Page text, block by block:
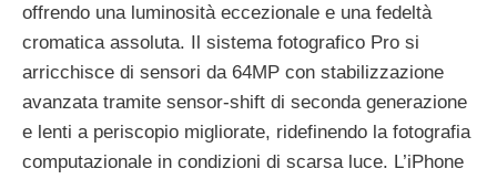
offrendo una luminosità eccezionale e una fedeltà
cromatica assoluta. Il sistema fotografico Pro si
arricchisce di sensori da 64MP con stabilizzazione
avanzata tramite sensor-shift di seconda generazione
e lenti a periscopio migliorate, ridefinendo la fotografia
computazionale in condizioni di scarsa luce. L’iPhone